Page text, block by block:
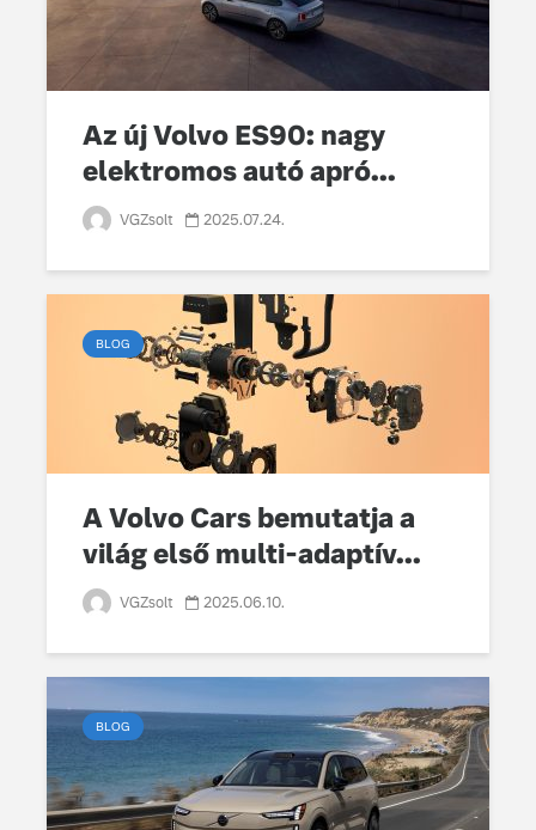
Az új Volvo ES90: nagy
elektromos autó apró...
VGZsolt 2025.07.24.
BLOG
A Volvo Cars bemutatja a
világ első multi-adaptív...
VGZsolt 2025.06.10.
BLOG